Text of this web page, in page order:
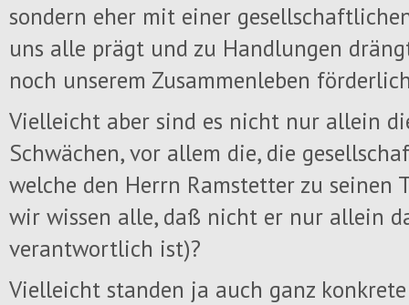
sondern eher mit einer
uns alle prägt und zu Handlungen
noch unserem Zusammenleben
Vielleicht aber sind es nicht nur allein
Schwächen, vor allem die, die
welche den Herrn Ramstetter zu seinen
wir wissen alle, daß nicht er nur allein
verantwortlich ist)?
Vielleicht standen ja auch ganz